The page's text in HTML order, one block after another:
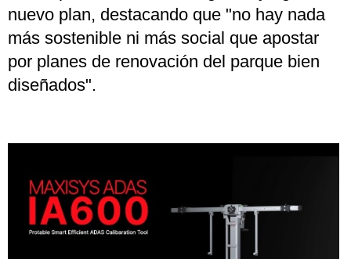
nuevo plan, destacando que "no hay nada
más sostenible ni más social que apostar
por planes de renovación del parque bien
diseñados".